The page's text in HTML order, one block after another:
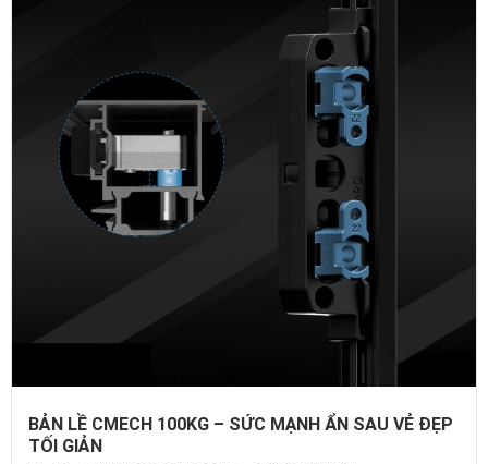
BẢN LỀ CMECH 100KG – SỨC MẠNH ẨN SAU VẺ ĐẸP
TỐI GIẢN